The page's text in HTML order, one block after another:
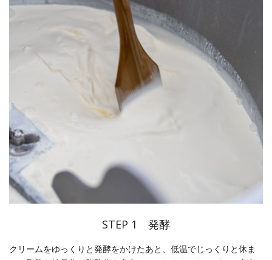
STEP 1 発酵
クリームをゆっくりと発酵をかけたあと、低温でじっくりと休ま